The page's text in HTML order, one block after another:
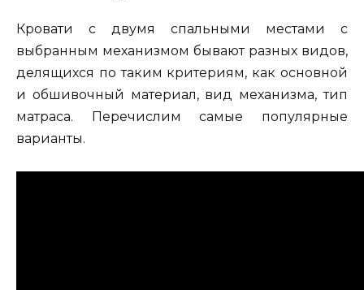
Кровати с двумя спальными местами с
выбранным механизмом бывают разных видов,
делящихся по таким критериям, как основной
и обшивочный материал, вид механизма, тип
матраса. Перечислим самые популярные
варианты.